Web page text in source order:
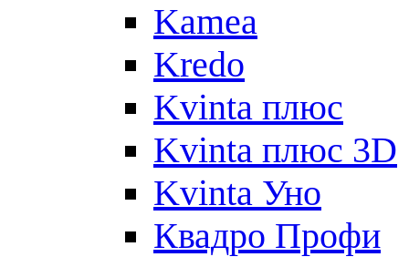
Kamea
Kredo
Kvinta плюс
Kvinta плюс 3D
Kvinta Уно
Квадро Профи